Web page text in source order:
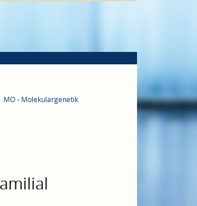
MO - Molekulargenetik